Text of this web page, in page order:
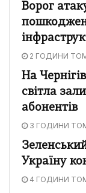
Ворог
2 ГОДИНИ
На
світла
абонентів
3 ГОДИНИ
Україну
4 ГОДИНИ